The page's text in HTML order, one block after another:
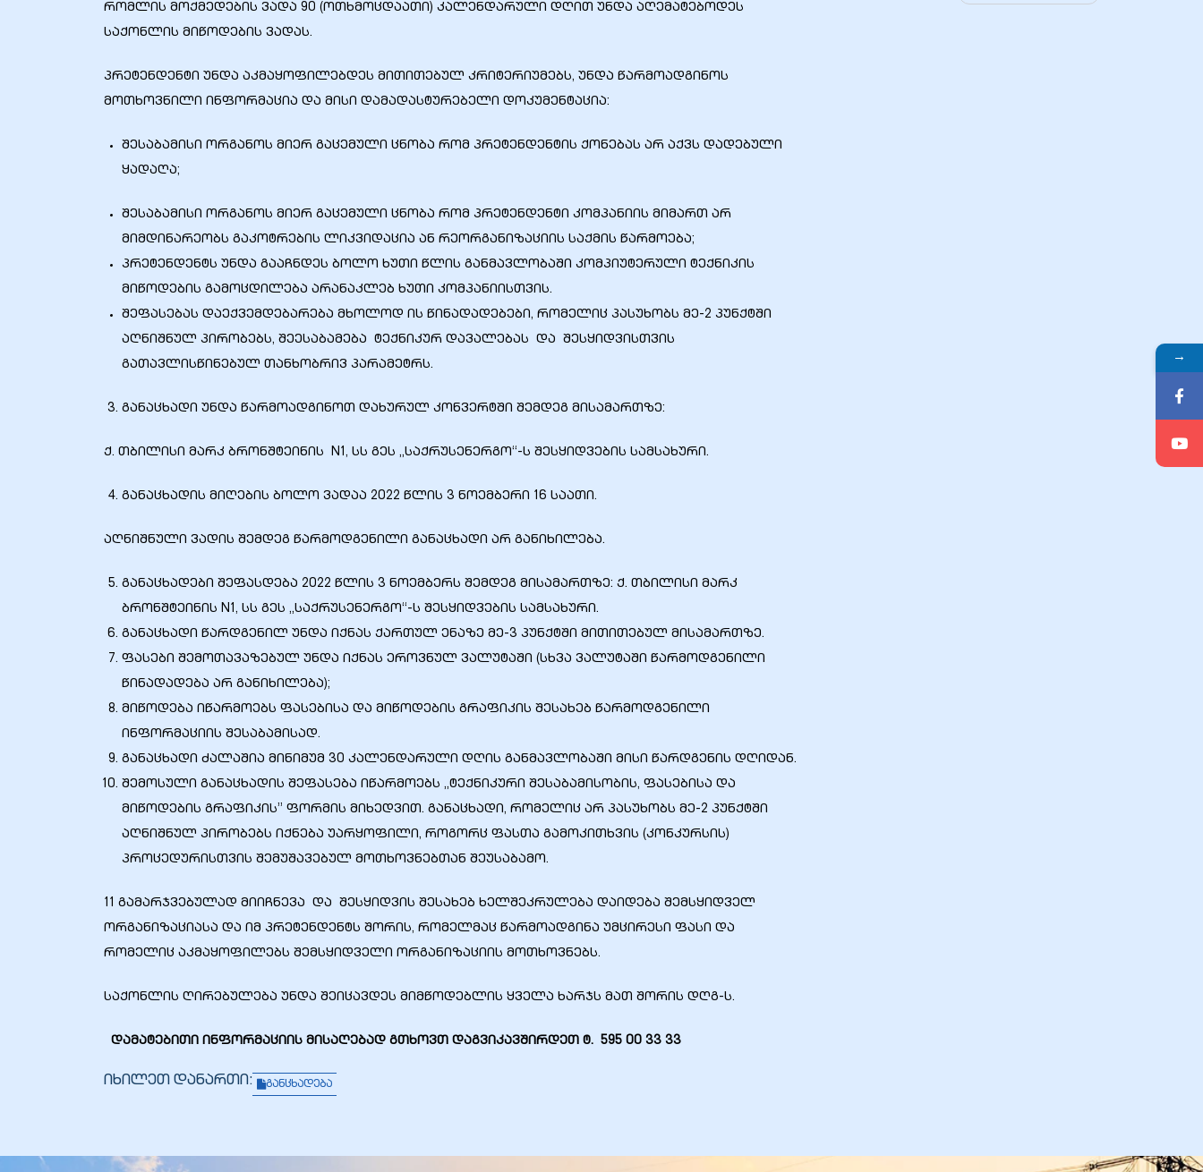
რომლის მოქმედების ვადა 90 (ოთხმოცდაათი) კალენდარული დღით უნდა აღემატებოდეს
საქონლის მიწოდების ვადას.
პრეტენდენტი უნდა აკმაყოფილებდეს მითითებულ კრიტერიუმებს, უნდა წარმოადგინოს
მოთხოვნილი ინფორმაცია და მისი დამადასტურებელი დოკუმენტაცია:
შესაბამისი ორგანოს მიერ გაცემული ცნობა რომ პრეტენდენტის ქონებას არ აქვს დადებული
ყადაღა;
შესაბამისი ორგანოს მიერ გაცემული ცნობა რომ პრეტენდენტი კომპანიის მიმართ არ
მიმდინარეობს გაკოტრების ლიკვიდაცია ან რეორგანიზაციის საქმის წარმოება;
პრეტენდენტს უნდა გააჩნდეს ბოლო ხუთი წლის განმავლობაში კომპიუტერული ტექნიკის
მიწოდების გამოცდილება არანაკლებ ხუთი კომპანიისთვის.
შეფასებას დაექვემდებარება მხოლოდ ის წინადადებები, რომელიც პასუხობს მე-2 პუნქტში
აღნიშნულ პირობებს, შეესაბამება ტექნიკურ დავალებას და შესყიდვისთვის
გათავლისწინებულ თანხობრივ პარამეტრს.
განაცხადი უნდა წარმოადგინოთ დახურულ კონვერტში შემდეგ მისამართზე:
ქ. თბილისი მარკ ბრონშტეინის N1, სს გეს „საქრუსენერგო“-ს შესყიდვების სამსახური.
განაცხადის მიღების ბოლო ვადაა 2022 წლის 3 ნოემბერი 16 საათი.
აღნიშნული ვადის შემდეგ წარმოდგენილი განაცხადი არ განიხილება.
განაცხადები შეფასდება 2022 წლის 3 ნოემბერს შემდეგ მისამართზე: ქ. თბილისი მარკ
ბრონშტეინის N1, სს გეს „საქრუსენერგო“-ს შესყიდვების სამსახური.
განაცხადი წარდგენილ უნდა იქნას ქართულ ენაზე მე-3 პუნქტში მითითებულ მისამართზე.
ფასები შემოთავაზებულ უნდა იქნას ეროვნულ ვალუტაში (სხვა ვალუტაში წარმოდგენილი
წინადადება არ განიხილება);
მიწოდება იწარმოებს ფასებისა და მიწოდების გრაფიკის შესახებ წარმოდგენილი
ინფორმაციის შესაბამისად.
განაცხადი ძალაშია მინიმუმ 30 კალენდარული დღის განმავლობაში მისი წარდგენის დღიდან.
შემოსული განაცხადის შეფასება იწარმოებს „ტექნიკური შესაბამისობის, ფასებისა და
მიწოდების გრაფიკის” ფორმის მიხედვით. განაცხადი, რომელიც არ პასუხობს მე-2 პუნქტში
აღნიშნულ პირობებს იქნება უარყოფილი, როგორც ფასთა გამოკითხვის (კონკურსის)
პროცედურისთვის შემუშავებულ მოთხოვნებთან შეუსაბამო.
11 გამარჯვებულად მიიჩნევა და შესყიდვის შესახებ ხელშეკრულება დაიდება შემსყიდველ
ორგანიზაციასა და იმ პრეტენდენტს შორის, რომელმაც წარმოადგინა უმცირესი ფასი და
რომელიც აკმაყოფილებს შემსყიდველი ორგანიზაციის მოთხოვნებს.
საქონლის ღირებულება უნდა შეიცავდეს მიმწოდებლის ყველა ხარჯს მათ შორის დღგ-ს.
დამატებითი ინფორმაციის მისაღებად გთხოვთ დაგვიკავშირდეთ ტ. 595 00 33 33
იხილეთ დანართი: განცხადება
→